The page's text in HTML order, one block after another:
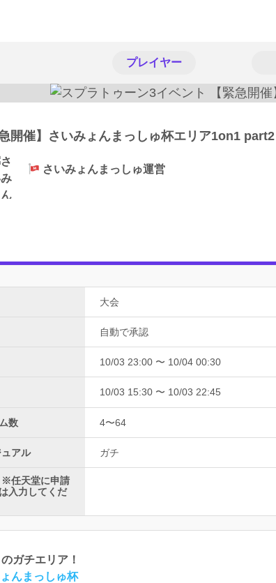
プレイヤー
急開催】さいみょんまっしゅ杯エリア1on1 part2
さいみょんまっしゅ運営
大会
自動で承認
10/03 23:00 〜 10/04 00:30
10/03 15:30 〜 10/03 22:45
数 4〜64
アル ガチ
※任天堂に申請
入力してくだ
ガチエリア！
んまっしゅ杯